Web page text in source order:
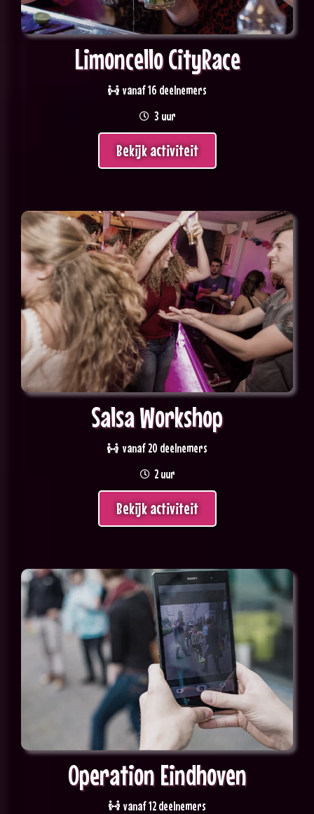
Limoncello CityRace
vanaf 16 deelnemers
3 uur
Bekijk activiteit
Salsa Workshop
vanaf 20 deelnemers
2 uur
Bekijk activiteit
Operation Eindhoven
vanaf 12 deelnemers